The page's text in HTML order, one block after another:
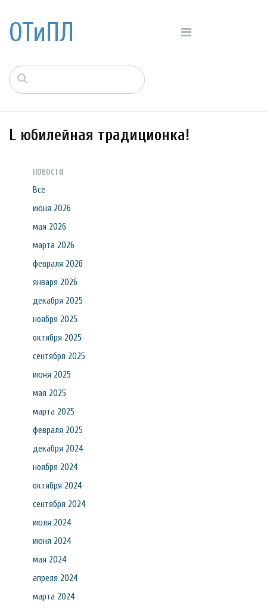
ОТиПЛ
L юбилейная традиционка!
НОВОСТИ
Все
июня 2026
мая 2026
марта 2026
февраля 2026
января 2026
декабря 2025
ноября 2025
октября 2025
сентября 2025
июня 2025
мая 2025
марта 2025
февраля 2025
декабря 2024
ноября 2024
октября 2024
сентября 2024
июля 2024
июня 2024
мая 2024
апреля 2024
марта 2024